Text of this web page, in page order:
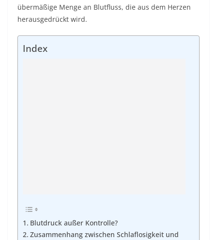
übermäßige Menge an Blutfluss, die aus dem Herzen
herausgedrückt wird.
Index
Blutdruck außer Kontrolle?
Zusammenhang zwischen Schlaflosigkeit und